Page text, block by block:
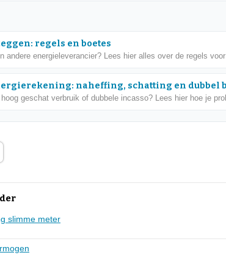
regels en boetes
andere energieleverancier? Lees hier alles over de regels
naheffing, schatting en dubbel
geschat verbruik of dubbele incasso? Lees hier hoe je
slimme meter